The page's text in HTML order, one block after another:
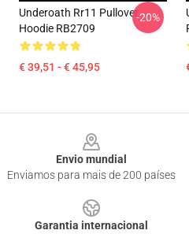
Underoath Rr11 Pullover
Hoodie RB2709
€ 39,51 - € 45,95
-20%
Envio mundial
Enviamos para mais de 200 países
Garantia internacional